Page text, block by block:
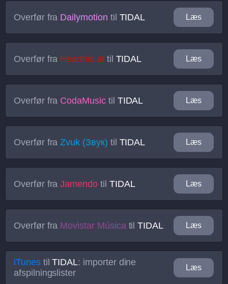
Overfør fra Dailymotion til TIDAL Læs
Overfør fra Hearthis.attil TIDAL Læs
Overfør fra CodaMusictil TIDAL Læs
Overfør fraZvuk (Звук) til TIDAL Læs
Overfør fraJamendotil TIDAL Læs
Overfør fra Movistar Música tilTIDAL Læs
iTunestilTIDAL: importer dine
afspilningslister
Læs